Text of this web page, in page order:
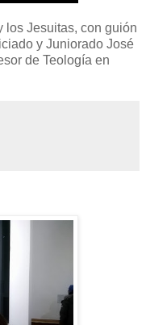
los Jesuitas, con guión
y Juniorado José
de Teología en